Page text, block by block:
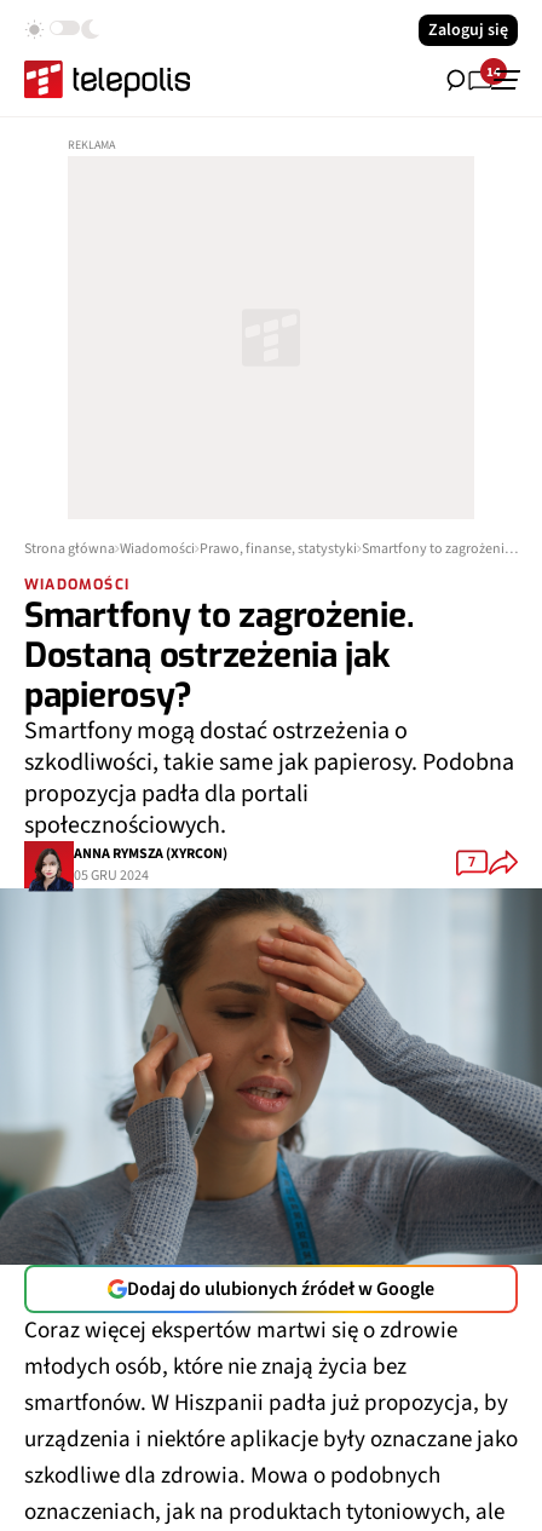
Zaloguj się
14
Strona główna Wiadomości Prawo, finanse, statystyki Smartfony to zagrożenie. Dostaną ostrzeżenia jak papierosy?
WIADOMOŚCI
Smartfony to zagrożenie.
Dostaną ostrzeżenia jak
papierosy?
Smartfony mogą dostać ostrzeżenia o
szkodliwości, takie same jak papierosy. Podobna
propozycja padła dla portali
społecznościowych.
ANNA RYMSZA (XYRCON)
05 GRU 2024
7
Dodaj do ulubionych źródeł w Google
Coraz więcej ekspertów martwi się o zdrowie
młodych osób, które nie znają życia bez
smartfonów. W Hiszpanii padła już propozycja, by
urządzenia i niektóre aplikacje były oznaczane jako
szkodliwe dla zdrowia. Mowa o podobnych
oznaczeniach, jak na produktach tytoniowych, ale